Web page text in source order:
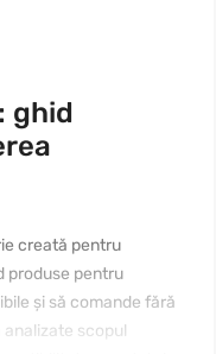
ghid
creată pentru
produse pentru
și să comande fără
scopul